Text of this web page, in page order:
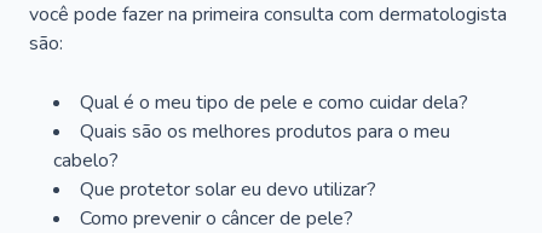
você pode fazer na primeira consulta com dermatologista
são:
Qual é o meu tipo de pele e como cuidar dela?
Quais são os melhores produtos para o meu
cabelo?
Que protetor solar eu devo utilizar?
Como prevenir o câncer de pele?